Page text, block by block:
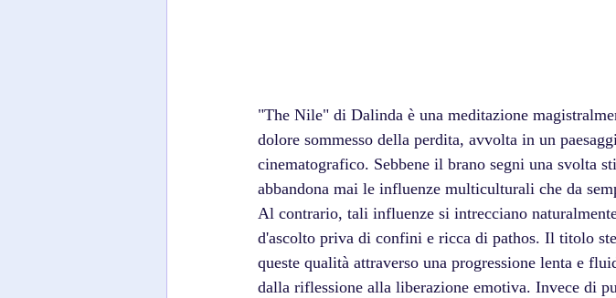
"The Nile" di Dalinda è una meditazione
dolore sommesso della perdita, avvolta in un
cinematografico. Sebbene il brano segni una svolta
abbandona mai le influenze multiculturali che da
Al contrario, tali influenze si intrecciano
d'ascolto priva di confini e ricca di pathos. Il titolo
queste qualità attraverso una progressione lenta e
dalla riflessione alla liberazione emotiva. Invece di